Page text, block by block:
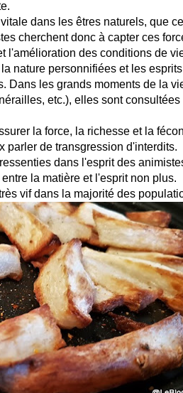
dans les êtres naturels, que
cherchent donc à capter ces
l'amélioration des conditions de
nature personnifiées et les
Dans les grands moments de la
etc.), elles sont
la force, la richesse et la
parler de transgression d'interdits.
dans l'esprit des
la matière et l'esprit non plus.
vif dans la majorité des